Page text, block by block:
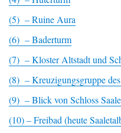
(5) – Ruine Aura
(6) – Baderturm
(7) – Kloster Altstadt und
(8) – Kreuzigungsgruppe
(9) – Blick von Schloss
(10) – Freibad (heute